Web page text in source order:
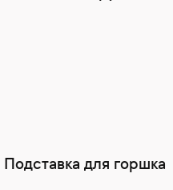
Подставка для горшка